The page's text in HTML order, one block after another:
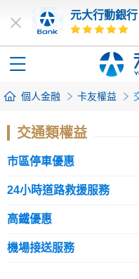
元大行動銀行
個人金融 卡友權益
交通類權益
市區停車優惠
24小時道路救援服務
高鐵優惠
機場接送服務